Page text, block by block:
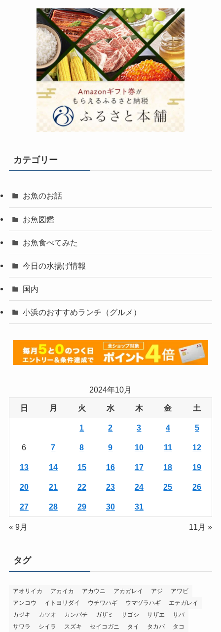
カテゴリー
お魚のお話
お魚図鑑
お魚食べてみた
今日の水揚げ情報
国内
小浜のおすすめランチ（グルメ）
2024年10月
日 月 火 水 木 金 土
1 2 3 4 5
6 7 8 9 10 11 12
13 14 15 16 17 18 19
20 21 22 23 24 25 26
27 28 29 30 31
« 9月 11月 »
タグ
アオリイカ アカイカ アカウニ アカガレイ アジ
アワビ
アンコウ
イトヨリダイ ウチワハギ ウマヅラハギ
エテガレイ
カジキ
カツオ カンパチ ガザミ サゴシ サザエ
サバ
サワラ
シイラ スズキ セイコガニ タイ タカバ タコ